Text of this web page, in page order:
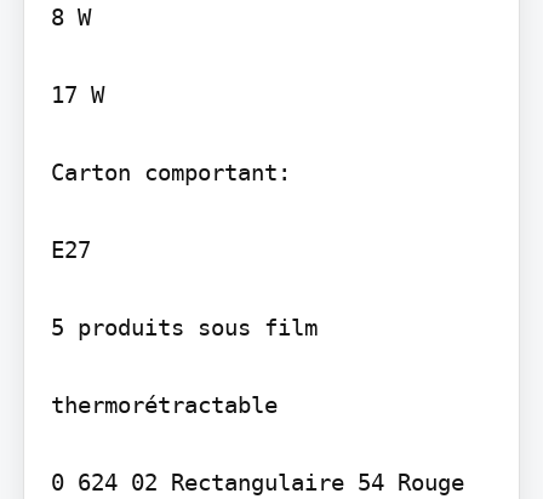
8 W
17 W
Carton comportant:
E27
5 produits sous film
thermorétractable
0 624 02 Rectangulaire 54 Rouge